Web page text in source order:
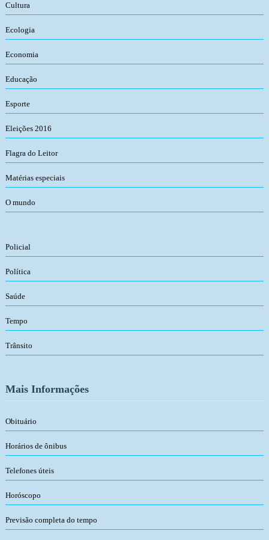
Cultura
Ecologia
Economia
Educação
Esporte
Eleições 2016
Flagra do Leitor
Matérias especiais
O mundo
Policial
Política
Saúde
Tempo
Trânsito
Mais Informações
Obituário
Horários de ônibus
Telefones úteis
Horóscopo
Previsão completa do tempo